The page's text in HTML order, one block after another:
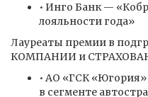
• Инго Банк —
лояльности года»
Лауреаты премии в
КОМПАНИИ и
• АО «ГСК
в сегменте